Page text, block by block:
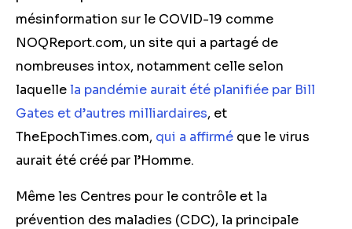
mésinformation sur le COVID-19 comme
NOQReport.com, un site qui a partagé de
nombreuses intox, notamment celle selon
laquellela pandémie aurait été planifiée par Bill
Gates et d’autres milliardaires, et
TheEpochTimes.com, qui a affirmé que le virus
aurait été créé par l’Homme.
Même les Centres pour le contrôle et la
prévention des maladies (CDC), la principale